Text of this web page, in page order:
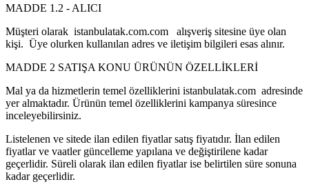
MADDE 1.2 - ALICI
Müşteri olarak istanbulatak.com.com alışveriş sitesine üye olan
kişi. Üye olurken kullanılan adres ve iletişim bilgileri esas alınır.
MADDE 2 SATIŞA KONU ÜRÜNÜN ÖZELLİKLERİ
Mal ya da hizmetlerin temel özelliklerini istanbulatak.com adresinde
yer almaktadır. Ürünün temel özelliklerini kampanya süresince
inceleyebilirsiniz.
Listelenen ve sitede ilan edilen fiyatlar satış fiyatıdır. İlan edilen
fiyatlar ve vaatler güncelleme yapılana ve değiştirilene kadar
geçerlidir. Süreli olarak ilan edilen fiyatlar ise belirtilen süre sonuna
kadar geçerlidir.